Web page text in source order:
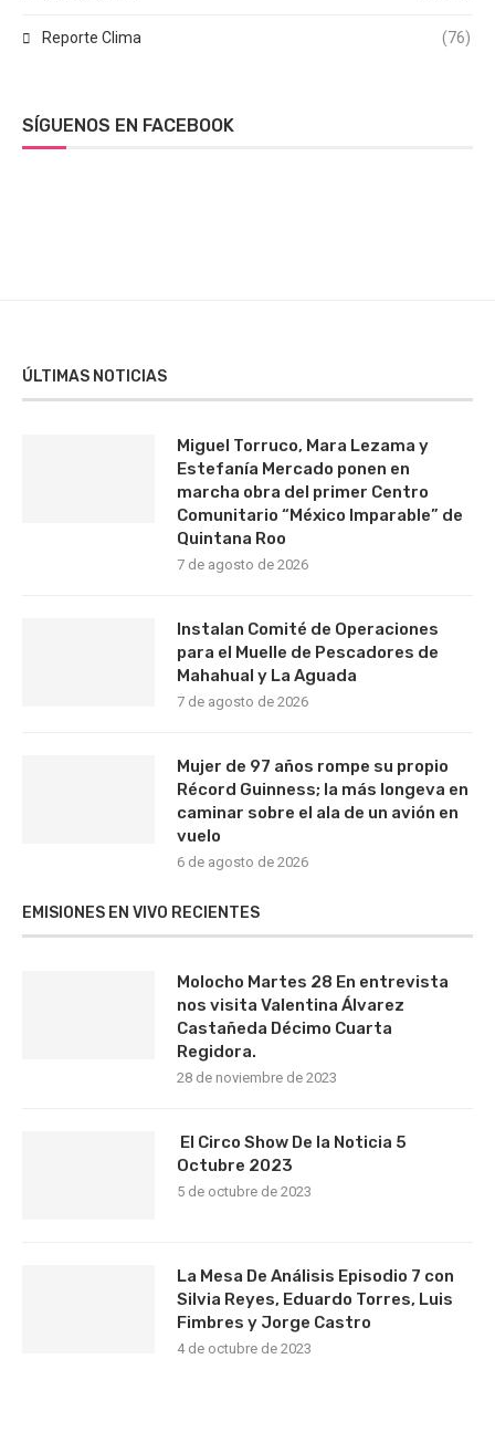
Reporte Clima (76)
SÍGUENOS EN FACEBOOK
ÚLTIMAS NOTICIAS
Miguel Torruco, Mara Lezama y
Estefanía Mercado ponen en
marcha obra del primer Centro
Comunitario “México Imparable” de
Quintana Roo
7 de agosto de 2026
Instalan Comité de Operaciones
para el Muelle de Pescadores de
Mahahual y La Aguada
7 de agosto de 2026
Mujer de 97 años rompe su propio
Récord Guinness; la más longeva en
caminar sobre el ala de un avión en
vuelo
6 de agosto de 2026
EMISIONES EN VIVO RECIENTES
Molocho Martes 28 En entrevista
nos visita Valentina Álvarez
Castañeda Décimo Cuarta
Regidora.
28 de noviembre de 2023
El Circo Show De la Noticia 5
Octubre 2023
5 de octubre de 2023
La Mesa De Análisis Episodio 7 con
Silvia Reyes, Eduardo Torres, Luis
Fimbres y Jorge Castro
4 de octubre de 2023